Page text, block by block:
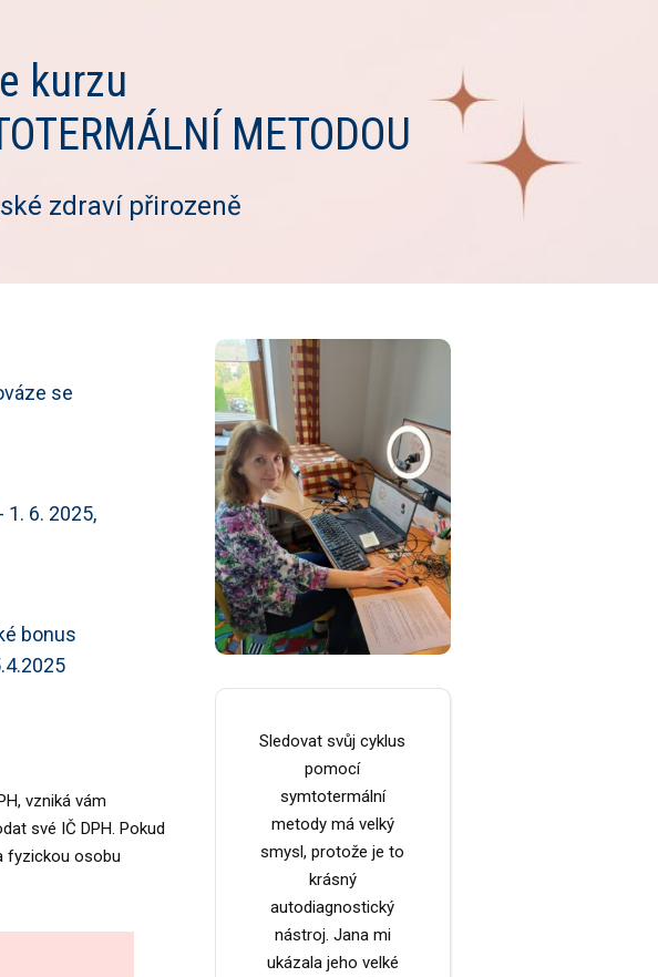
kurzu
METODOU
zdraví přirozeně
se
1. 6. 2025,
bonus
vzniká vám
své IČ DPH. Pokud
fyzickou osobu
Sledovat svůj cyklus
pomocí
symtotermální
metody má velký
smysl, protože je to
krásný
autodiagnostický
nástroj. Jana mi
ukázala jeho velké